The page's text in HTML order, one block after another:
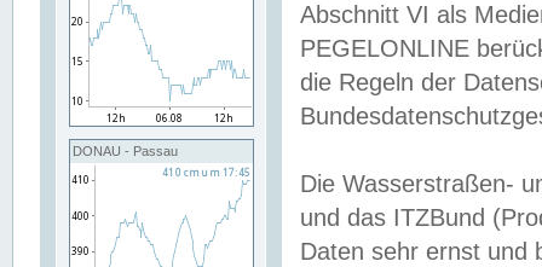
DONAU - Passau
Abschnitt VI als
PEGELONLINE
die Regeln der
Die Wasserstraßen-
und das ITZBund
Daten sehr ernst und